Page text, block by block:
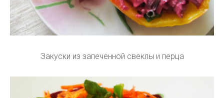
Закуски из запеченной свеклы и перца